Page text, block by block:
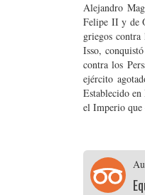
Alejandro
Felipe II y de
griegos
Isso,
contra los
ejército
Establecido
el Imperio que